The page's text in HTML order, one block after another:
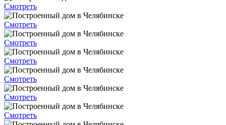
Смотреть
Смотреть
Смотреть
Смотреть
Смотреть
Смотреть
Смотреть